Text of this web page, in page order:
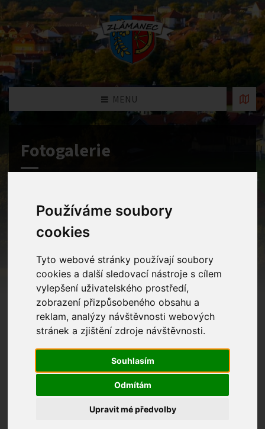
Používáme soubory
cookies
Tyto webové stránky používají soubory
cookies a další sledovací nástroje s cílem
vylepšení uživatelského prostředí,
zobrazení přizpůsobeného obsahu a
reklam, analýzy návštěvnosti webových
stránek a zjištění zdroje návštěvnosti.
Souhlasím
Odmítám
Upravit mé předvolby
MENU
Fotogalerie